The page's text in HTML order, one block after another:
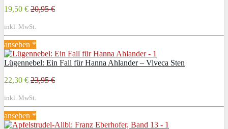
19,50 € 20,95 €
inkl. MwSt.
ansehen *
Lügennebel: Ein Fall für Hanna Ahlander – Viveca Sten
22,30 € 23,95 €
inkl. MwSt.
ansehen *